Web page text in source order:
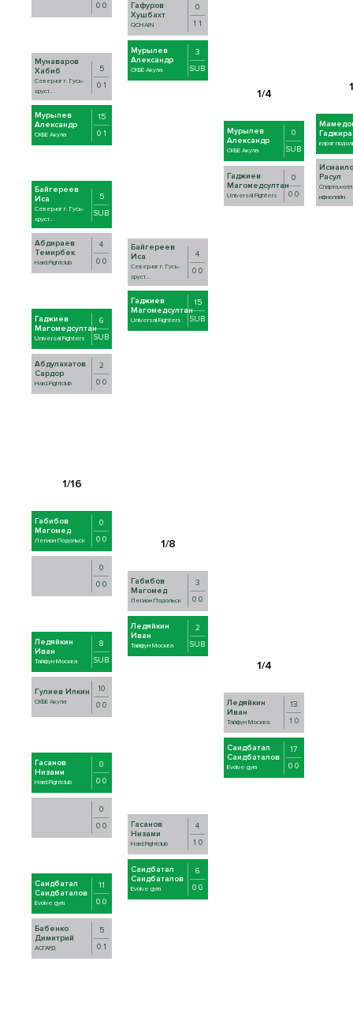
0 0
Мунаваров
Хабиб
Север-юг г. Гусь-
хруст...
5
0 1
Мурылев
Александр
СКБЕ Акула
15
0 1
Байгереев
Иса
Север-юг г. Гусь-
хруст...
5
SUB
Абдираев
Темирбек
Hard.Fightclub
4
0 0
Гаджиев
Магомедсултан
Universal Fighters
6
SUB
Абдулахатов
Сардор
Hard.Fightclub
2
0 0
Гафуров
Хушбахт
QCHAIN
0
1 1
Мурылев
Александр
СКБЕ Акула
3
SUB
Байгереев
Иса
Север-юг г. Гусь-
хруст...
4
0 0
Гаджиев
Магомедсултан
Universal Fighters
15
SUB
Мурылев
Александр
СКБЕ Акула
0
SUB
Гаджиев
Магомедсултан
Universal Fighters
0
0 0
варяг
Расул
ифнолайн
Габибов
Магомед
Легион Подольск
0
0 0
0
0 0
Ледяйкин
Иван
Тайфун Москва
8
SUB
Гулиев Илкин
СКБЕ Акула
10
0 0
Гасанов
Низами
Hard.Fightclub
0
0 0
0
0 0
Саидбатал
Саидбаталов
Evolve gym
11
0 0
Бабенко
Димитрий
АСГАРД
5
0 1
Габибов
Магомед
Легион Подольск
3
0 0
Ледяйкин
Иван
Тайфун Москва
2
SUB
Гасанов
Низами
Hard.Fightclub
4
1 0
Саидбатал
Саидбаталов
Evolve gym
6
0 0
Ледяйкин
Иван
Тайфун Москва
13
1 0
Саидбатал
Саидбаталов
Evolve gym
17
0 0